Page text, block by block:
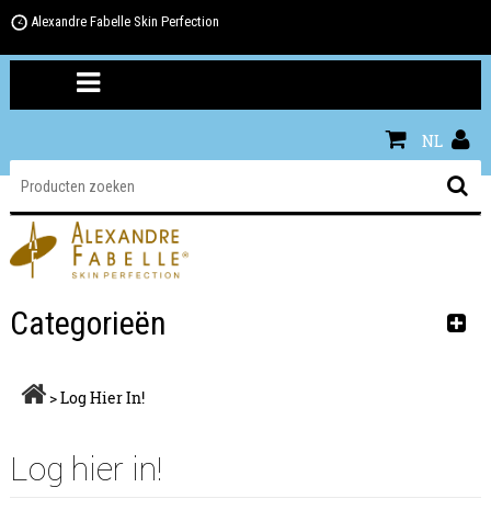
Alexandre Fabelle Skin Perfection
NL
Categorieën
>Log Hier In!
Log hier in!